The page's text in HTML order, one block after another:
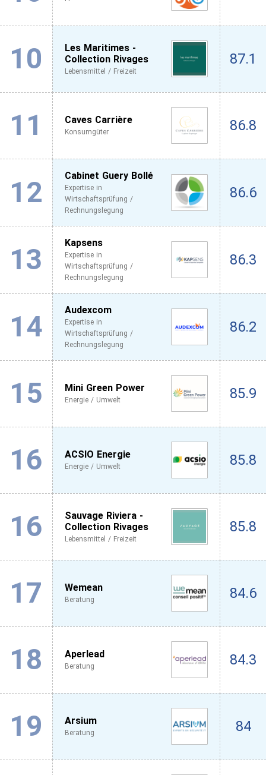
10
Les Maritimes -
Collection Rivages
Lebensmittel / Freizeit
87.1
11 Caves Carrière
Konsumgüter 86.8
12 Cabinet Guery Bollé
Expertise in
Wirtschaftsprüfung /
Rechnungslegung
86.6
13 Kapsens
Expertise in
Wirtschaftsprüfung /
Rechnungslegung
86.3
14 Audexcom
Expertise in
Wirtschaftsprüfung /
Rechnungslegung
86.2
15 Mini Green Power
Energie / Umwelt 85.9
16 ACSIO Energie
Energie / Umwelt 85.8
16
Sauvage Riviera -
Collection Rivages
Lebensmittel / Freizeit
85.8
17 Wemean
Beratung 84.6
18 Aperlead
Beratung 84.3
19 Arsium
Beratung 84